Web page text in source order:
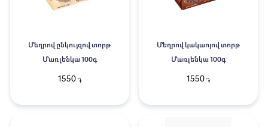
Մեղրով ընկույզով տորթ
Մառլենկա 100գ
1550֏
Մեղրով կակաոյով տորթ
Մառլենկա 100գ
1550 ֏